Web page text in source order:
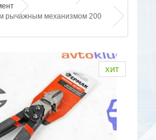
рычажным механизмом 200
хит